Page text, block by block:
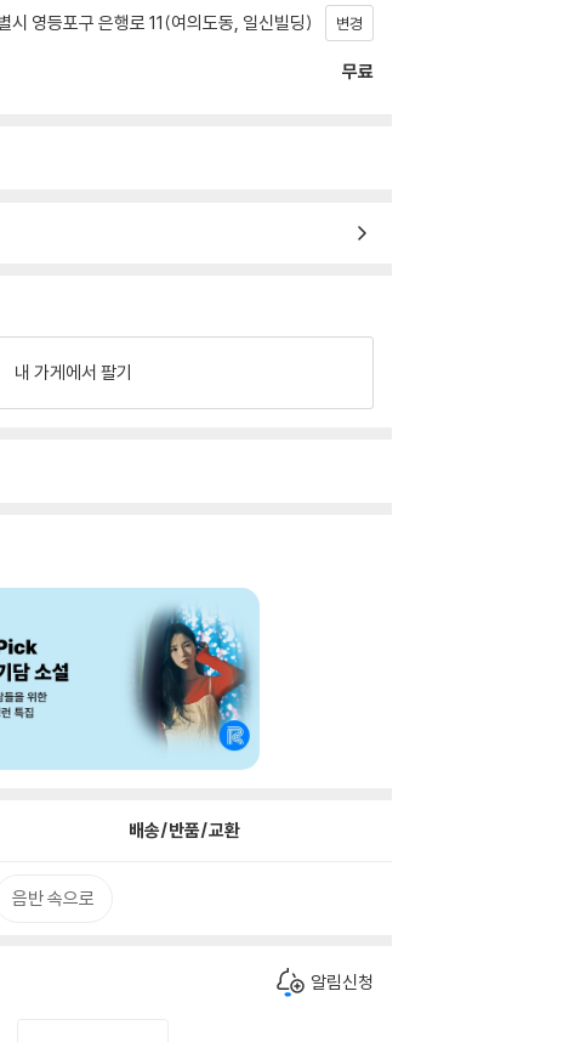
시 영등포구 은행로 11(여의도동, 일신빌딩) 변경
무료
내 가게에서 팔기
배송/반품/교환
음반 속으로
알림신청